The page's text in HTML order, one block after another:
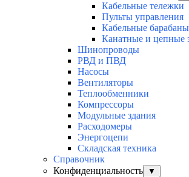
Кабельные тележки
Пульты управления
Кабельные барабаны
Канатные и цепные
Шинопроводы
РВД и ПВД
Насосы
Вентиляторы
Теплообменники
Компрессоры
Модульные здания
Расходомеры
Энергоцепи
Складская техника
Справочник
Конфиденциальность
▼